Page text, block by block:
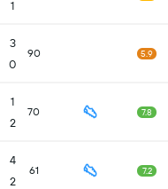
1
3
0
90 5.9
1
2
70 7.8
4
2
61 7.2